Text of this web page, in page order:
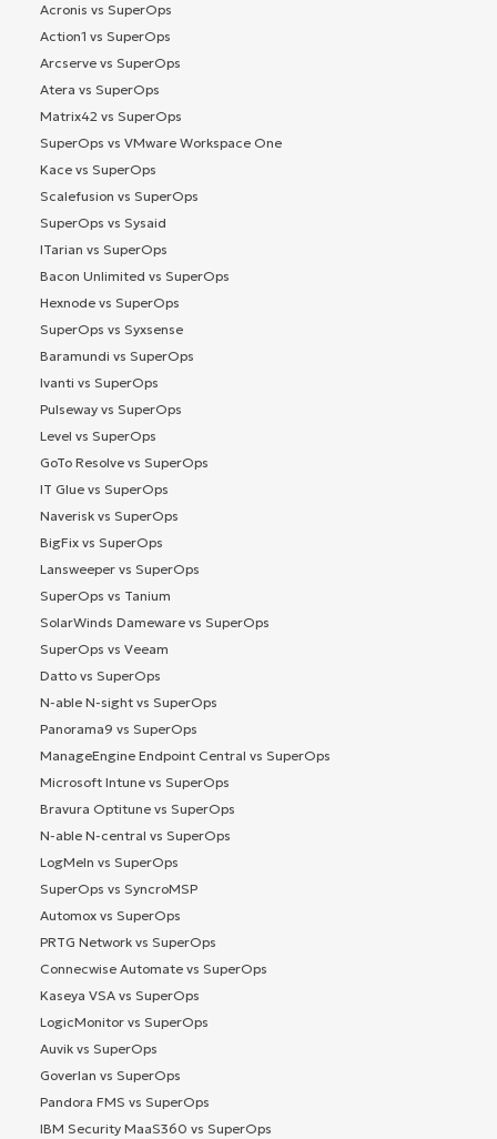
Acronis vs SuperOps
Action1 vs SuperOps
Arcserve vs SuperOps
Atera vs SuperOps
Matrix42 vs SuperOps
SuperOps vs VMware Workspace One
Kace vs SuperOps
Scalefusion vs SuperOps
SuperOps vs Sysaid
ITarian vs SuperOps
Bacon Unlimited vs SuperOps
Hexnode vs SuperOps
SuperOps vs Syxsense
Baramundi vs SuperOps
Ivanti vs SuperOps
Pulseway vs SuperOps
Level vs SuperOps
GoTo Resolve vs SuperOps
IT Glue vs SuperOps
Naverisk vs SuperOps
BigFix vs SuperOps
Lansweeper vs SuperOps
SuperOps vs Tanium
SolarWinds Dameware vs SuperOps
SuperOps vs Veeam
Datto vs SuperOps
N-able N-sight vs SuperOps
Panorama9 vs SuperOps
ManageEngine Endpoint Central vs SuperOps
Microsoft Intune vs SuperOps
Bravura Optitune vs SuperOps
N-able N-central vs SuperOps
LogMeIn vs SuperOps
SuperOps vs SyncroMSP
Automox vs SuperOps
PRTG Network vs SuperOps
Connecwise Automate vs SuperOps
Kaseya VSA vs SuperOps
LogicMonitor vs SuperOps
Auvik vs SuperOps
Goverlan vs SuperOps
Pandora FMS vs SuperOps
IBM Security MaaS360 vs SuperOps